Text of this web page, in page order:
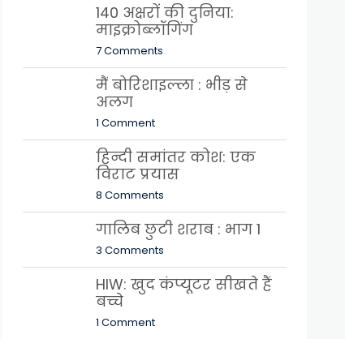
140 अक्षरों की दुनिया:
माइक्रोब्लॉगिंग
7 Comments
मैं बोरिशाइल्ला : भीड़ से
अलग
1 Comment
हिन्दी समांतर कोश: एक
विराट प्रयास
8 Comments
गालिब छुटी शराब : भाग 1
3 Comments
HIW: खुद कंप्यूटर सीखते हैं
बच्चे
1 Comment